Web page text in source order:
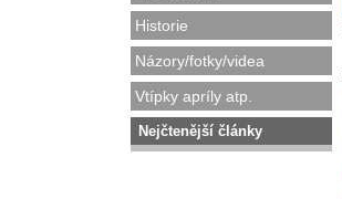
Historie
Názory/fotky/videa
Vtípky apríly atp.
Nejčtenější články